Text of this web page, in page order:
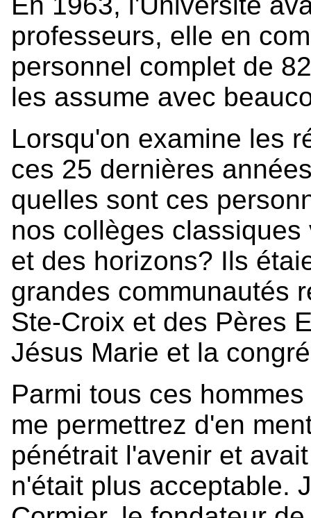
professeurs, elle en
personnel complet de
les assume avec
Lorsqu'on examine les
ces 25 dernières
quelles sont ces
nos collèges
et des horizons? Ils
grandes communautés
Ste-Croix et des Pères
Jésus Marie et la
Parmi tous ces
me permettrez d'en
pénétrait l'avenir et
n'était plus acceptable.